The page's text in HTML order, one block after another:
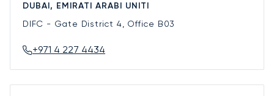
DUBAI, EMIRATI ARABI UNITI
DIFC - Gate District 4, Office B03
+971 4 227 4434